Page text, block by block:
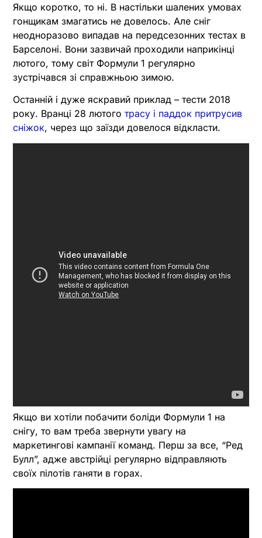
Якщо коротко, то ні. В настільки шалених умовах
гонщикам змагатись не довелось. Але сніг
неодноразово випадав на передсезонних тестах в
Барселоні. Вони зазвичай проходили наприкінці
лютого, тому світ Формули 1 регулярно
зустрічався зі справжньою зимою.
Останній і дуже яскравий приклад – тести 2018
року. Вранці 28 лютого трасу і паддок притрусив
сніжок, через що заїзди довелося відкласти.
Якщо ви хотіли побачити боліди Формули 1 на
снігу, то вам треба звернути увагу на
маркетингові кампанії команд. Перш за все, “Ред
Булл”, адже австрійці регулярно відправляють
своїх пілотів ганяти в горах.